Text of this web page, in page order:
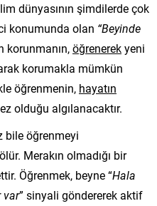
dünyasının şimdilerde çok
konumunda olan “Beyinde
korunmanın,öğrenerekyeni
korumakla mümkün
öğrenmenin, hayatın
olduğu algılanacaktır.
bile öğrenmeyi
Merakın olmadığı bir
Öğrenmek, beyne “Hala
var” sinyali göndererek aktif